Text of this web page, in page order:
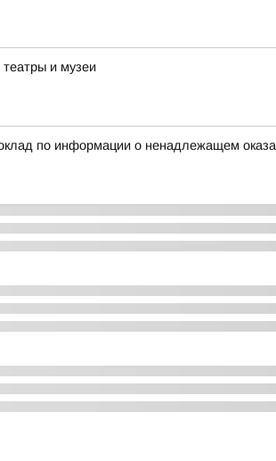
и музеи
по информации о ненадлежащем